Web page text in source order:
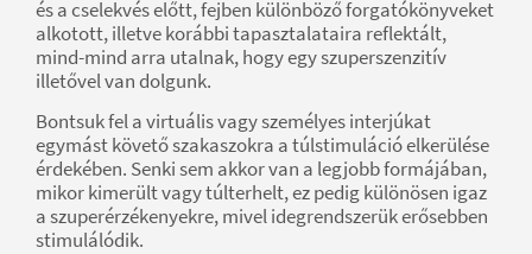
és a cselekvés előtt, fejben különböző forgatókönyveket
alkotott, illetve korábbi tapasztalataira reflektált,
mind-mind arra utalnak, hogy egy szuperszenzitív
illetővel van dolgunk.
Bontsuk fel a virtuális vagy személyes interjúkat
egymást követő szakaszokra a túlstimuláció elkerülése
érdekében. Senki sem akkor van a legjobb formájában,
mikor kimerült vagy túlterhelt, ez pedig különösen igaz
a szuperérzékenyekre, mivel idegrendszerük erősebben
stimulálódik.